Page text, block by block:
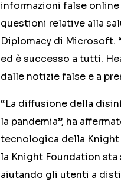
informazioni false online
questioni relative alla
Diplomacy di Microsoft.
ed è successo a tutti.
dalle notizie false e a
“La diffusione della
la pandemia”, ha
tecnologica della
la Knight Foundation
aiutando gli utenti a